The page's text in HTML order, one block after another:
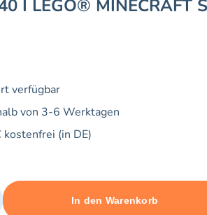
I LEGO® MINECRAFT
verfügbar
von 3-6 Werktagen
(in DE)
Maximum quantity: 3
In den Warenkorb